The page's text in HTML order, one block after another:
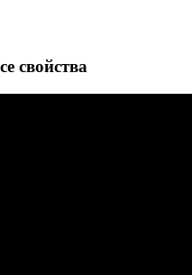
свойства